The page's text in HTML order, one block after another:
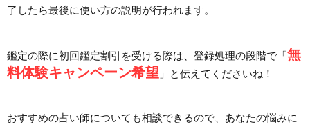
了したら最後に使い方の説明が行われます。
鑑定の際に初回鑑定割引を受ける際は、登録処理の段階で「無
料体験キャンペーン希望 」と伝えてくださいね！
おすすめの占い師についても相談できるので、あなたの悩みに